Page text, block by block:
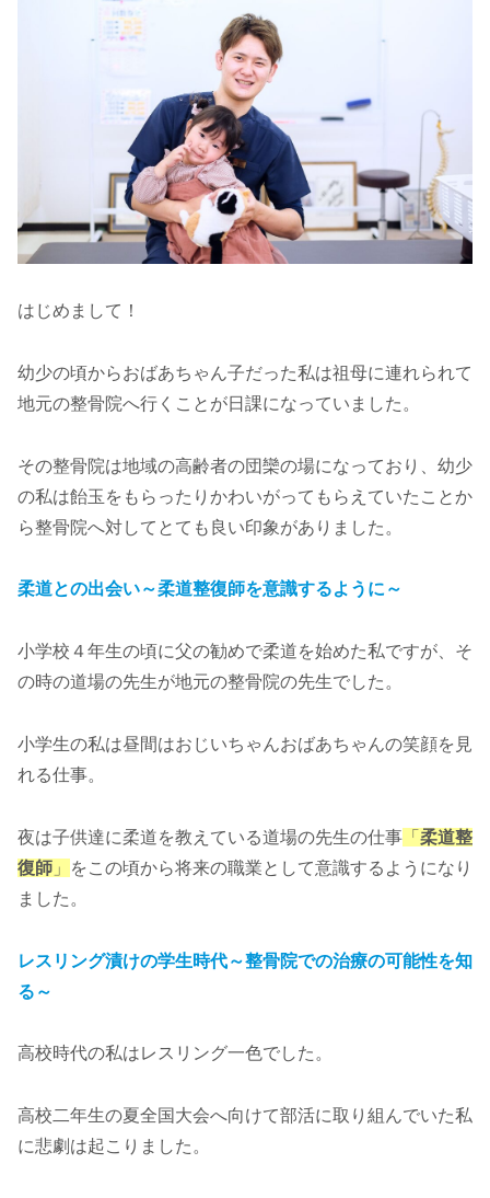
はじめまして！
幼少の頃からおばあちゃん子だった私は祖母に連れられて
地元の整骨院へ行くことが日課になっていました。
その整骨院は地域の高齢者の団欒の場になっており、幼少
の私は飴玉をもらったりかわいがってもらえていたことか
ら整骨院へ対してとても良い印象がありました。
柔道との出会い～柔道整復師を意識するように～
小学校４年生の頃に父の勧めで柔道を始めた私ですが、そ
の時の道場の先生が地元の整骨院の先生でした。
小学生の私は昼間はおじいちゃんおばあちゃんの笑顔を見
れる仕事。
夜は子供達に柔道を教えている道場の先生の仕事 「 柔道整
復師 」
をこの頃から将来の職業として意識するようになり
ました。
レスリング漬けの学生時代～整骨院での治療の可能性を知
る～
高校時代の私はレスリング一色でした。
高校二年生の夏全国大会へ向けて部活に取り組んでいた私
に悲劇は起こりました。